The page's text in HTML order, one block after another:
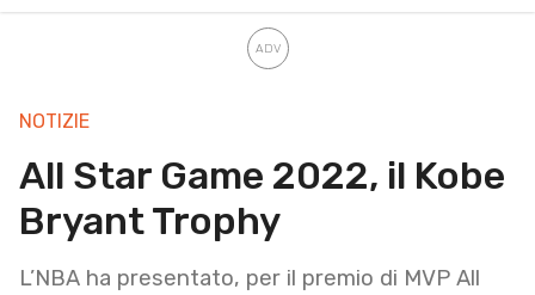
NOTIZIE
All Star Game 2022, il Kobe
Bryant Trophy
L’NBA ha presentato, per il premio di MVP All